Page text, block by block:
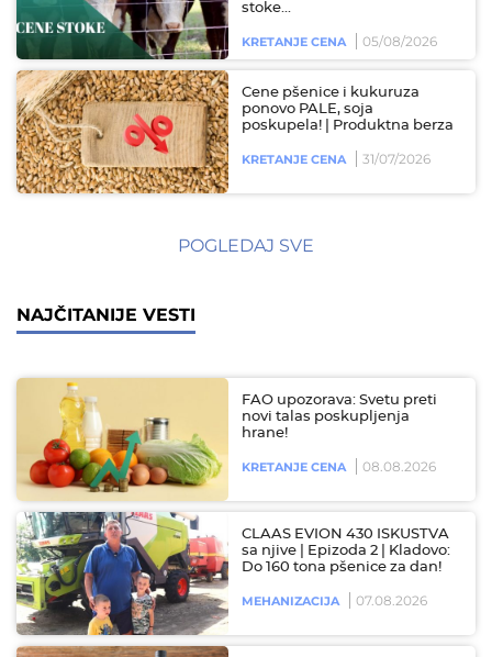
stoke...
KRETANJE CENA 05/08/2026
Cene pšenice i kukuruza
ponovo PALE, soja
poskupela! | Produktna berza
KRETANJE CENA 31/07/2026
POGLEDAJ SVE
NAJČITANIJE VESTI
FAO upozorava: Svetu preti
novi talas poskupljenja
hrane!
KRETANJE CENA 08.08.2026
CLAAS EVION 430 ISKUSTVA
sa njive | Epizoda 2 | Kladovo:
Do 160 tona pšenice za dan!
MEHANIZACIJA 07.08.2026